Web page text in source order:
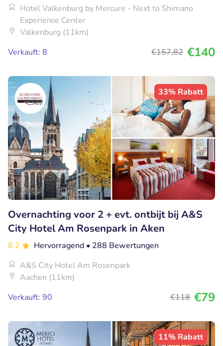
Hotel Valkenburg by Mercure - Next to Shimano
Experience Center
Valkenburg (11km)
Verkauft: 8
€157,82 €140
33% Rabatt
Overnachting voor 2 + evt. ontbijt bij A&S
City Hotel Am Rosenpark in Aken
8.2 Hervorragend • 288 Bewertungen
A&S City Hotel Am Rosenpark
Aachen (11km)
Verkauft: 90
€118 €79
11% Rabatt